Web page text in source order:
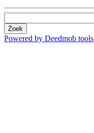
Zoek
Powered by Deedmob tools